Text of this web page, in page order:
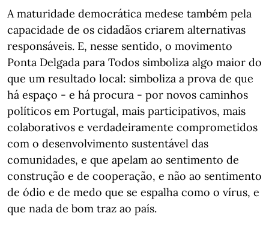
A maturidade democrática medese também pela
capacidade de os cidadãos criarem alternativas
responsáveis. E, nesse sentido, o movimento
Ponta Delgada para Todos simboliza algo maior do
que um resultado local: simboliza a prova de que
há espaço - e há procura - por novos caminhos
políticos em Portugal, mais participativos, mais
colaborativos e verdadeiramente comprometidos
com o desenvolvimento sustentável das
comunidades, e que apelam ao sentimento de
construção e de cooperação, e não ao sentimento
de ódio e de medo que se espalha como o vírus, e
que nada de bom traz ao país.